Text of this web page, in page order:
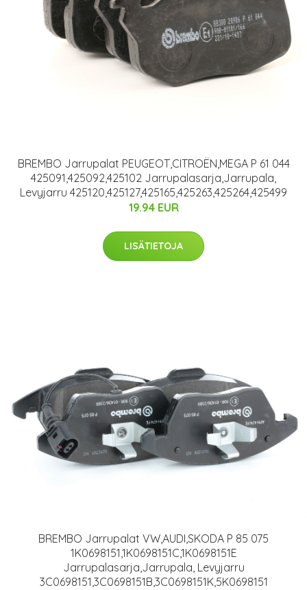
BREMBO Jarrupalat PEUGEOT,CITROËN,MEGA P 61 044
425091,425092,425102 Jarrupalasarja,Jarrupala,
Levyjarru 425120,425127,425165,425263,425264,425499
19.94 EUR
LISÄTIETOJA
BREMBO Jarrupalat VW,AUDI,SKODA P 85 075
1K0698151,1K0698151C,1K0698151E
Jarrupalasarja,Jarrupala, Levyjarru
3C0698151,3C0698151B,3C0698151K,5K0698151